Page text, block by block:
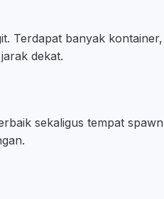
Terdapat banyak kontainer,
dekat.
sekaligus tempat spawn